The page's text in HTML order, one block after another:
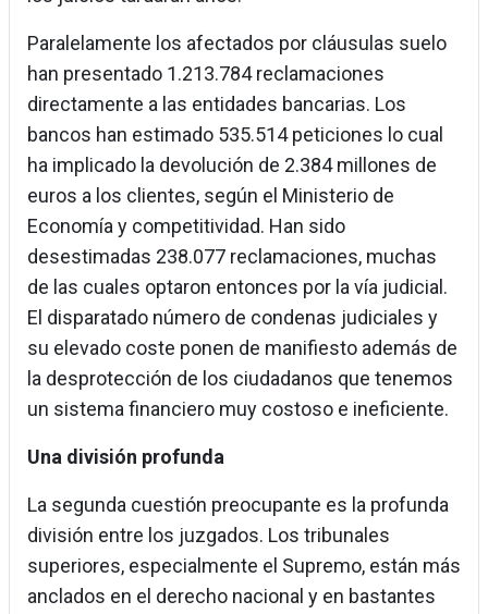
Paralelamente los afectados por cláusulas suelo
han presentado 1.213.784 reclamaciones
directamente a las entidades bancarias. Los
bancos han estimado 535.514 peticiones lo cual
ha implicado la devolución de 2.384 millones de
euros a los clientes, según el Ministerio de
Economía y competitividad. Han sido
desestimadas 238.077 reclamaciones, muchas
de las cuales optaron entonces por la vía judicial.
El disparatado número de condenas judiciales y
su elevado coste ponen de manifiesto además de
la desprotección de los ciudadanos que tenemos
un sistema financiero muy costoso e ineficiente.
Una división profunda
La segunda cuestión preocupante es la profunda
división entre los juzgados. Los tribunales
superiores, especialmente el Supremo, están más
anclados en el derecho nacional y en bastantes